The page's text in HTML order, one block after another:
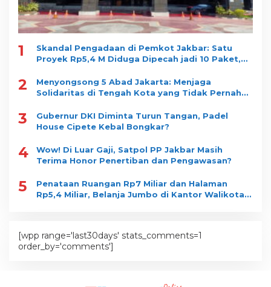
1
Skandal Pengadaan di Pemkot Jakbar: Satu
Proyek Rp5,4 M Diduga Dipecah jadi 10 Paket,
2
Menyongsong 5 Abad Jakarta: Menjaga
Solidaritas di Tengah Kota yang Tidak Pernah
3
Gubernur DKI Diminta Turun Tangan, Padel
House Cipete Kebal Bongkar?
4
Wow! Di Luar Gaji, Satpol PP Jakbar Masih
Terima Honor Penertiban dan Pengawasan?
5
Penataan Ruangan Rp7 Miliar dan Halaman
Rp5,4 Miliar, Belanja Jumbo di Kantor Walikota
[wpp range='last30days' stats_comments=1
order_by='comments']